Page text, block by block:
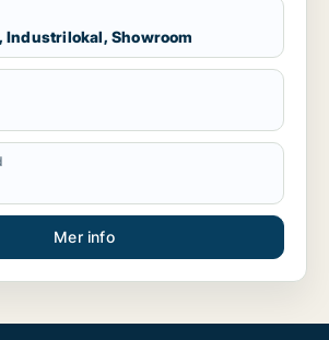
Industrilokal, Showroom
Mer info